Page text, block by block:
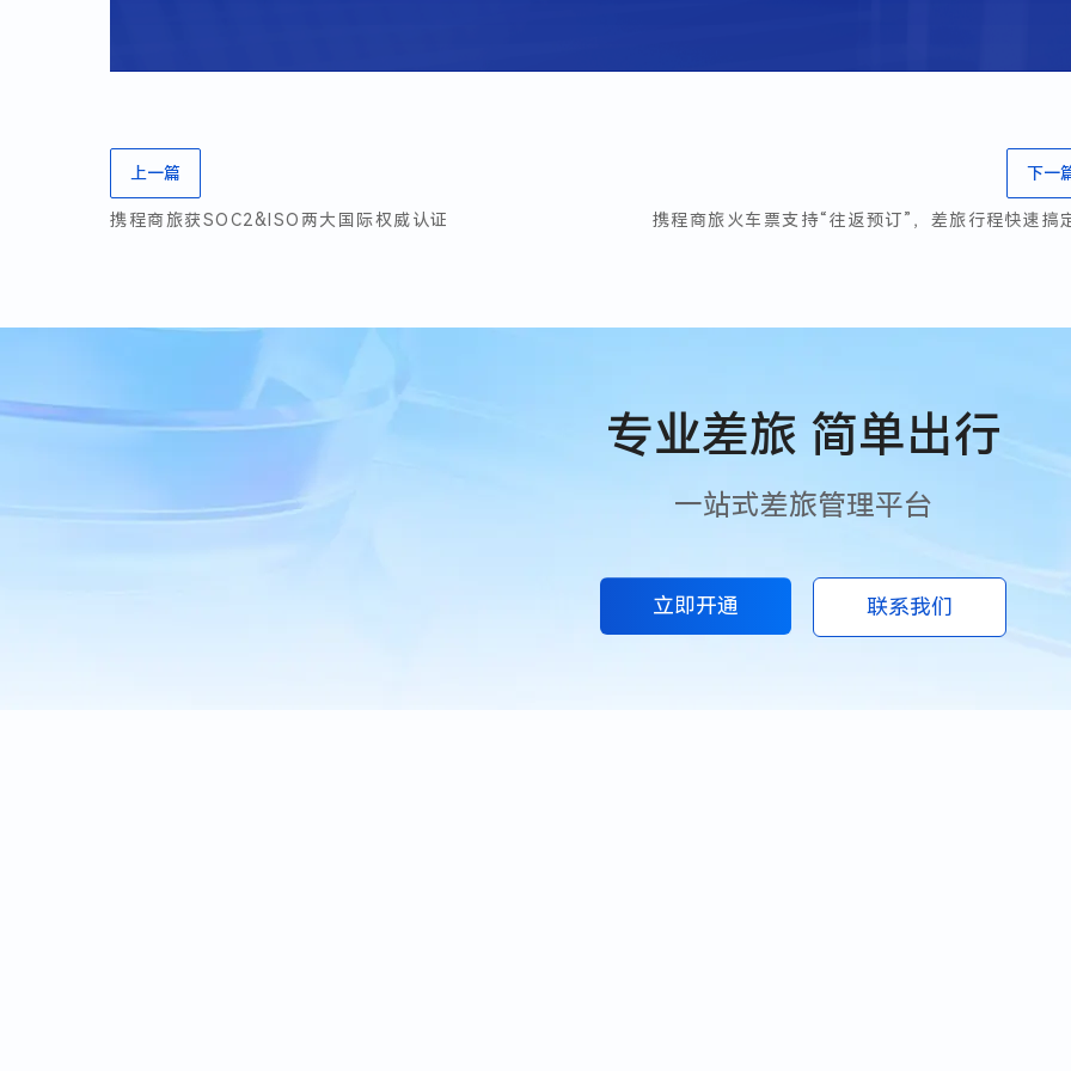
上一篇
携程商旅获SOC2&ISO两大国际权威认证
下一
携程商旅火车票支持“往返预订”，差旅行程快速搞
专业差旅 简单出行
一站式差旅管理平台
立即开通 联系我们